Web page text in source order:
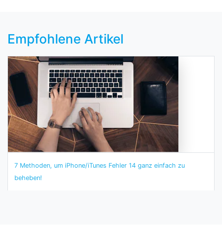
Empfohlene Artikel
7 Methoden, um iPhone/iTunes Fehler 14 ganz einfach zu
beheben!